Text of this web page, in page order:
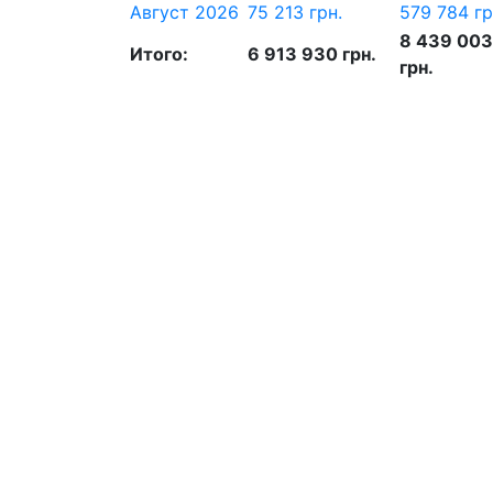
Август 2026 75 213 грн.
579 784
Итого:
6 913 930 грн.
8 439 003
грн.